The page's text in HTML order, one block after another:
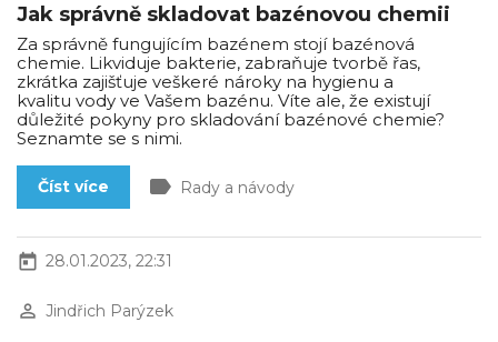
Jak správně skladovat bazénovou chemii
Za správně fungujícím bazénem stojí bazénová
chemie. Likviduje bakterie, zabraňuje tvorbě řas,
zkrátka zajišťuje veškeré nároky na hygienu a
kvalitu vody ve Vašem bazénu. Víte ale, že existují
důležité pokyny pro skladování bazénové chemie?
Seznamte se s nimi.
Číst více label Rady a návody
today 28.01.2023, 22:31
perm_identity Jindřich Parýzek